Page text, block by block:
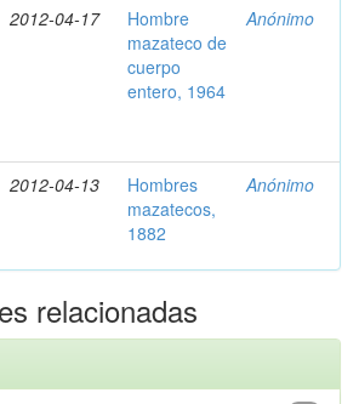
2012-04-17
Hombre
mazateco de
cuerpo
entero, 1964
Anónimo
2012-04-13
Hombres
mazatecos,
1882
Anónimo
relacionadas